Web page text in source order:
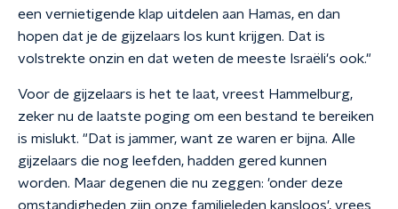
een vernietigende klap uitdelen aan Hamas, en dan
hopen dat je de gijzelaars los kunt krijgen. Dat is
volstrekte onzin en dat weten de meeste Israëli's ook."
Voor de gijzelaars is het te laat, vreest Hammelburg,
zeker nu de laatste poging om een bestand te bereiken
is mislukt. "Dat is jammer, want ze waren er bijna. Alle
gijzelaars die nog leefden, hadden gered kunnen
worden. Maar degenen die nu zeggen: 'onder deze
omstandigheden zijn onze familieleden kansloos', vrees